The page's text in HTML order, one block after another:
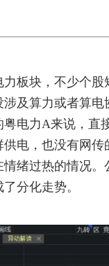
板块，不少个
及算力或者算
电力A来说，直
电，也没有网
绪过热的情况
分化走势。